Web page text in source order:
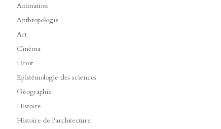
Animation
Anthropologie
Art
Cinéma
Droit
Epistémologie des sciences
Géographie
Histoire
Histoire de l'architecture